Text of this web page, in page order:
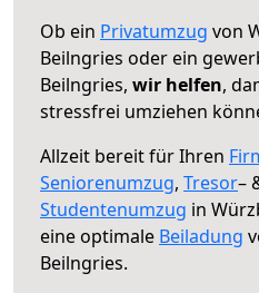
Ob ein Privatumzug von
Beilngries oder ein
Beilngries, wir helfen,
stressfrei umziehen
Allzeit bereit für Ihren
Seniorenumzug, Tresor–
Studentenumzug in
eine optimale Beiladung
Beilngries.